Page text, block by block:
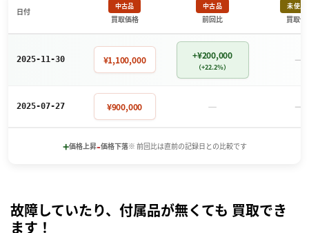
日付
中古品
買取価格
中古品
前回比
未使用
買取価
2025-11-30 ¥1,100,000 +¥200,000
（+22.2%） －
2025-07-27 ¥900,000 － －
+価格上昇-価格下落※ 前回比は直前の記録日との比較です
故障していたり、付属品が無くても 買取でき
ます！